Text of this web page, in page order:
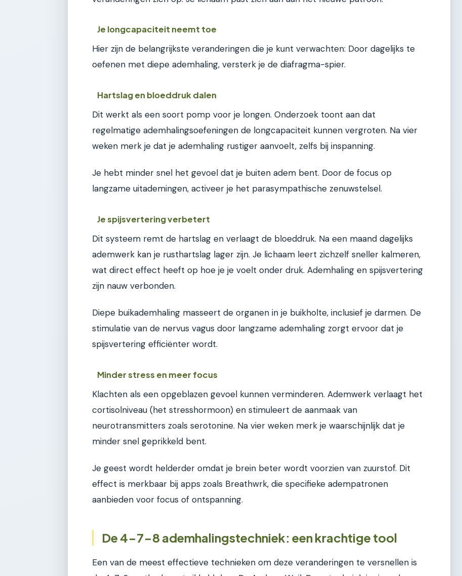
Je longcapaciteit neemt toe
Hier zijn de belangrijkste veranderingen die je kunt verwachten: Door dagelijks te
oefenen met diepe ademhaling, versterk je de diafragma-spier.
Hartslag en bloeddruk dalen
Dit werkt als een soort pomp voor je longen. Onderzoek toont aan dat
regelmatige ademhalingsoefeningen de longcapaciteit kunnen vergroten. Na vier
weken merk je dat je ademhaling rustiger aanvoelt, zelfs bij inspanning.
Je hebt minder snel het gevoel dat je buiten adem bent. Door de focus op
langzame uitademingen, activeer je het parasympathische zenuwstelsel.
Je spijsvertering verbetert
Dit systeem remt de hartslag en verlaagt de bloeddruk. Na een maand dagelijks
ademwerk kan je rusthartslag lager zijn. Je lichaam leert zichzelf sneller kalmeren,
wat direct effect heeft op hoe je je voelt onder druk. Ademhaling en spijsvertering
zijn nauw verbonden.
Diepe buikademhaling masseert de organen in je buikholte, inclusief je darmen. De
stimulatie van de nervus vagus door langzame ademhaling zorgt ervoor dat je
spijsvertering efficiënter wordt.
Minder stress en meer focus
Klachten als een opgeblazen gevoel kunnen verminderen. Ademwerk verlaagt het
cortisolniveau (het stresshormoon) en stimuleert de aanmaak van
neurotransmitters zoals serotonine. Na vier weken merk je waarschijnlijk dat je
minder snel geprikkeld bent.
Je geest wordt helderder omdat je brein beter wordt voorzien van zuurstof. Dit
effect is merkbaar bij apps zoals Breathwrk, die specifieke adempatronen
aanbieden voor focus of ontspanning.
De 4-7-8 ademhalingstechniek: een krachtige tool
Een van de meest effectieve technieken om deze veranderingen te versnellen is